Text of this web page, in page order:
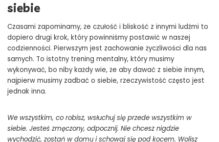
siebie
Czasami zapominamy, że czułość i bliskość z innymi ludźmi to
dopiero drugi krok, który powinniśmy postawić w naszej
codzienności. Pierwszym jest zachowanie życzliwości dla nas
samych. To istotny trening mentalny, który musimy
wykonywać, bo niby każdy wie, że aby dawać z siebie innym,
najpierw musimy zadbać o siebie, rzeczywistość często jest
jednak inna.
We wszystkim, co robisz, wsłuchuj się przede wszystkim w
siebie. Jesteś zmęczony, odpocznij. Nie chcesz nigdzie
wychodzić, zostań w domu i schowaj się pod kocem. Wolisz